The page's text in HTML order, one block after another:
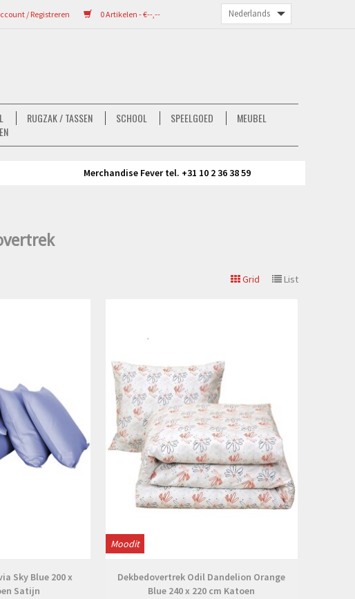
0 Artikelen - €--,--
/ Registreren
RUGZAK / TASSEN SCHOOL SPEELGOED
MEUBEL
Merchandise Fever tel. +31 10 2 36 38 59
Grid List
Sky Blue 200 x
Satijn
Moodit
Dekbedovertrek Odil Dandelion Orange
Blue 240 x 220 cm Katoen